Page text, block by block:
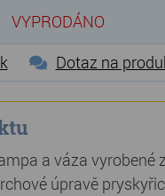
VYPRODÁNO
Dotaz na
a váza vyrobené
úpravě